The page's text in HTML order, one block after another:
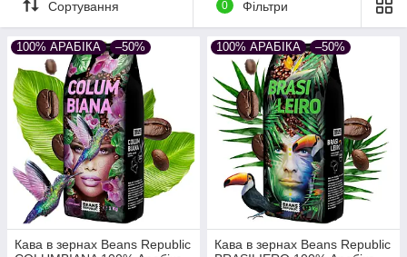
Сортування 0 Фільтри
100% АРАБІКА –50%
Кава в зернах Beans Republic
100% АРАБІКА –50%
Кава в зернах Beans Republic